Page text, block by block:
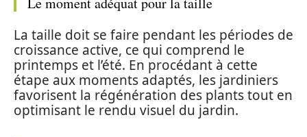
La taille doit se faire pendant les périodes de
croissance active, ce qui comprend le
printemps et l’été. En procédant à cette
étape aux moments adaptés, les jardiniers
favorisent la régénération des plants tout en
optimisant le rendu visuel du jardin.